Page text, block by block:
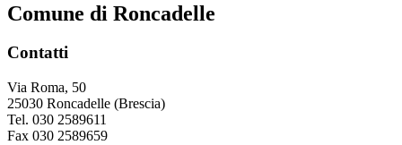
Comune di Roncadelle
Contatti
Via Roma, 50
25030 Roncadelle (Brescia)
Tel. 030 2589611
Fax 030 2589659